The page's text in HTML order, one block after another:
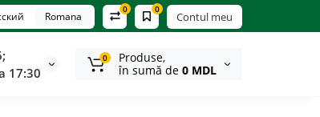
Contul meu
0
0
Romana
17:30
0
Produse,
în sumă de 0 MDL